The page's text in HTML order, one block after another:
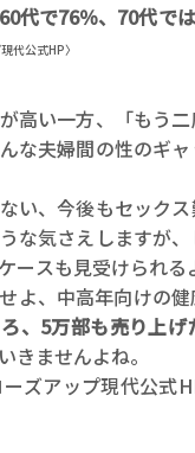
代で76％、70代で
代公式HP〉
高い一方、「もう
な夫婦間の性のギ
い、今後もセック
な気さえしますが
ースも見受けられる
よ、中高年向けの
、5万部も売り上げ
きませんよね。
ーズアップ現代公